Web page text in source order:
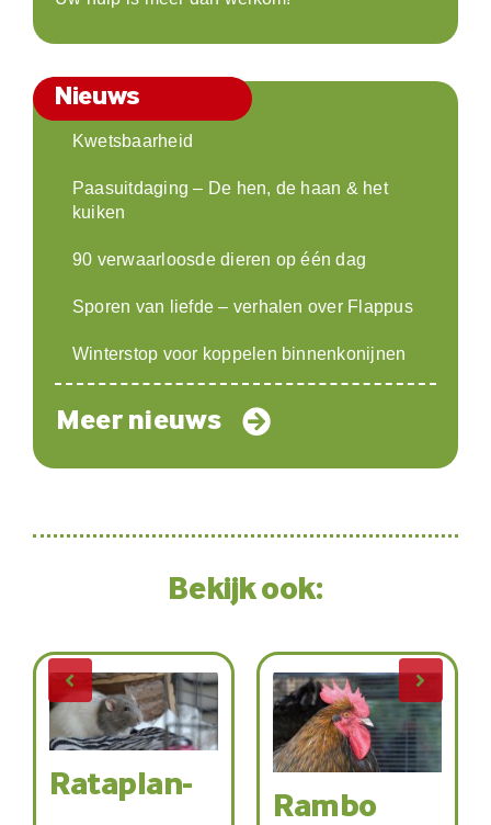
Nieuws
Kwetsbaarheid
Paasuitdaging – De hen, de haan & het
kuiken
90 verwaarloosde dieren op één dag
Sporen van liefde – verhalen over Flappus
Winterstop voor koppelen binnenkonijnen
Meer nieuws
Bekijk ook:
Rataplan-
Rambo